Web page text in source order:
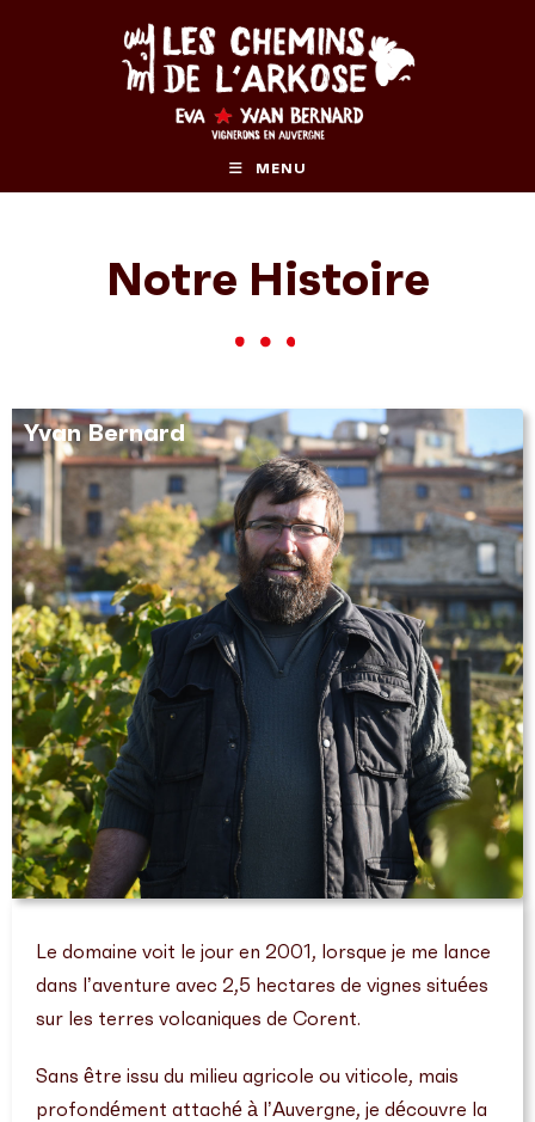
MENU
Notre Histoire
Le domaine voit le jour en 2001, lorsque je me lance
dans l’aventure avec 2,5 hectares de vignes situées
sur les terres volcaniques de Corent.
Sans être issu du milieu agricole ou viticole, mais
profondément attaché à l’Auvergne, je découvre la
Yvan Bernard